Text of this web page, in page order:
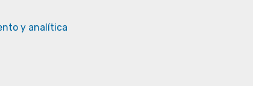
y analítica